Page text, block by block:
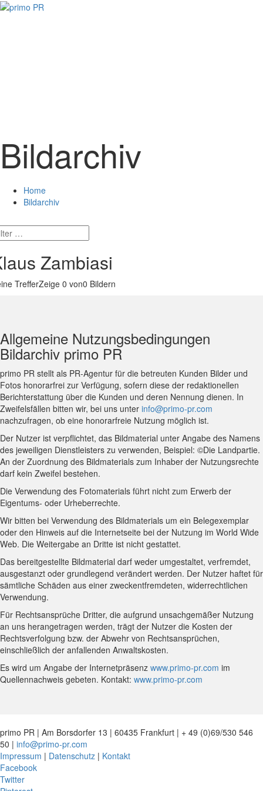
Bildarchiv
Home
Bildarchiv
Zambiasi
TrefferZeige 0 von0 Bildern
Allgemeine Nutzungsbedingungen
Bildarchiv primo PR
primo PR stellt als PR-Agentur für die betreuten Kunden Bilder und
Fotos honorarfrei zur Verfügung, sofern diese der redaktionellen
Berichterstattung über die Kunden und deren Nennung dienen. In
Zweifelsfällen bitten wir, bei uns unter info@primo-pr.com
nachzufragen, ob eine honorarfreie Nutzung möglich ist.
Der Nutzer ist verpflichtet, das Bildmaterial unter Angabe des Namens
des jeweiligen Dienstleisters zu verwenden, Beispiel: ©Die Landpartie.
An der Zuordnung des Bildmaterials zum Inhaber der Nutzungsrechte
darf kein Zweifel bestehen.
Die Verwendung des Fotomaterials führt nicht zum Erwerb der
Eigentums- oder Urheberrechte.
Wir bitten bei Verwendung des Bildmaterials um ein Belegexemplar
oder den Hinweis auf die Internetseite bei der Nutzung im World Wide
Web. Die Weitergabe an Dritte ist nicht gestattet.
Das bereitgestellte Bildmaterial darf weder umgestaltet, verfremdet,
ausgestanzt oder grundlegend verändert werden. Der Nutzer haftet für
sämtliche Schäden aus einer zweckentfremdeten, widerrechtlichen
Verwendung.
Für Rechtsansprüche Dritter, die aufgrund unsachgemäßer Nutzung
an uns herangetragen werden, trägt der Nutzer die Kosten der
Rechtsverfolgung bzw. der Abwehr von Rechtsansprüchen,
einschließlich der anfallenden Anwaltskosten.
Es wird um Angabe der Internetpräsenz www.primo-pr.com im
Quellennachweis gebeten. Kontakt: www.primo-pr.com
primo PR | Am Borsdorfer 13 | 60435 Frankfurt | + 49 (0)69/530 546
50 | info@primo-pr.com
Impressum | Datenschutz | Kontakt
Facebook
Twitter